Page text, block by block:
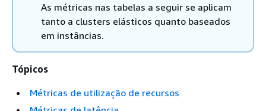
As métricas nas tabelas a seguir se aplicam
tanto a clusters elásticos quanto baseados
em instâncias.
Tópicos
Métricas de utilização de recursos